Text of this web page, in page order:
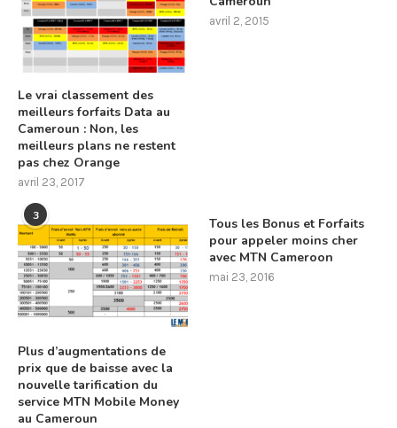
Le vrai classement des
meilleurs forfaits Data au
Cameroun : Non, les
meilleurs plans ne restent
pas chez Orange
avril 23, 2017
avril 2, 2015
3
Plus d’augmentations de
prix que de baisse avec la
nouvelle tarification du
service MTN Mobile Money
au Cameroun
Tous les Bonus et Forfaits
pour appeler moins cher
avec MTN Cameroon
mai 23, 2016